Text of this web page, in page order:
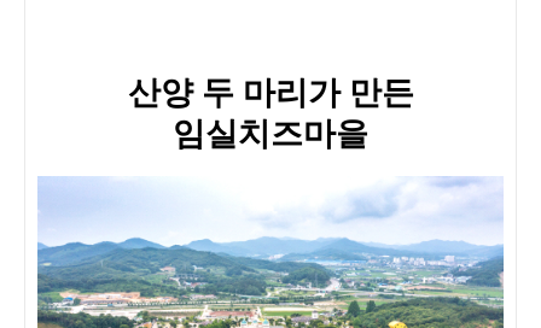
산양 두 마리가 만든
임실치즈마을